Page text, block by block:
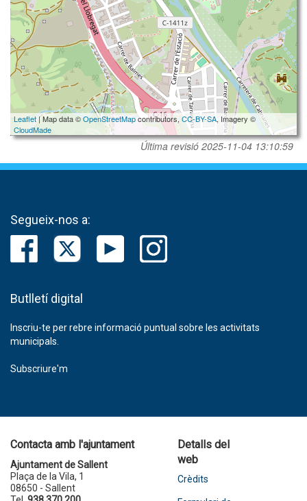
Leaflet| Map data ©OpenStreetMapcontributors, CC-BY-SA, Imagery ©
CloudMade
Última revisió 2025-11-04 13:10:59
Segueix-nos a:
Butlletí digital
Inscriu-te per rebre informació puntual sobre les activitats
municipals.
Subscriure'm
Contacta amb l'ajuntament
Ajuntament de Sallent
Plaça de la Vila, 1
08650 - Sallent
Detalls del
web
Crèdits